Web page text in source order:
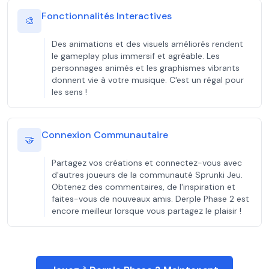
🎨 Fonctionnalités Interactives
Des animations et des visuels améliorés rendent
le gameplay plus immersif et agréable. Les
personnages animés et les graphismes vibrants
donnent vie à votre musique. C'est un régal pour
les sens !
🤝 Connexion Communautaire
Partagez vos créations et connectez-vous avec
d'autres joueurs de la communauté Sprunki Jeu.
Obtenez des commentaires, de l'inspiration et
faites-vous de nouveaux amis. Derple Phase 2 est
encore meilleur lorsque vous partagez le plaisir !